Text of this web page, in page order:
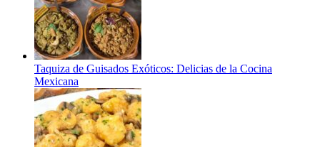
Taquiza de Guisados Exóticos: Delicias de la Cocina
Mexicana